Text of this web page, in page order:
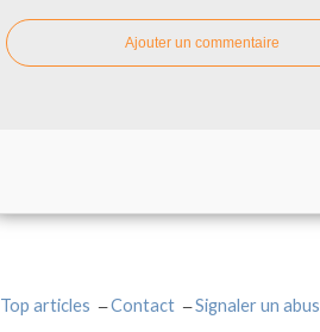
Ajouter un commentaire
Top articles Contact Signaler un abus